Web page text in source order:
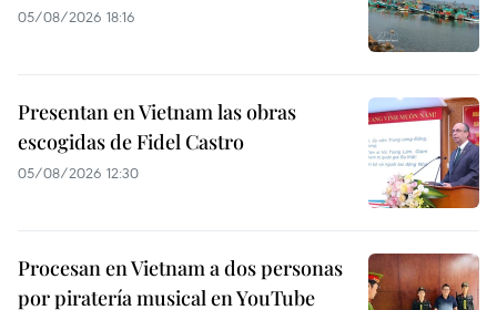
05/08/2026 18:16
Presentan en Vietnam las obras
escogidas de Fidel Castro
05/08/2026 12:30
Procesan en Vietnam a dos personas
por piratería musical en YouTube